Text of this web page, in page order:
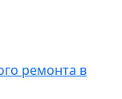
ремонта в